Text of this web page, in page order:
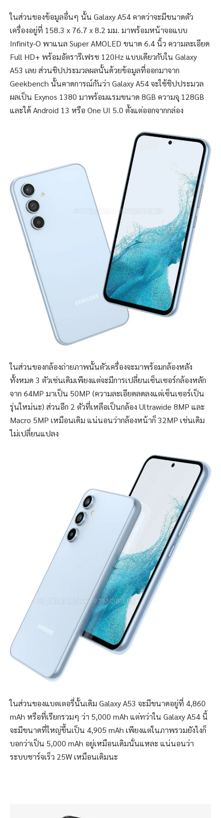
ในส่วนของข้อมูลอื่นๆ นั้น Galaxy A54 คาดว่าจะมีขนาดตัว
เครื่องอยู่ที่ 158.3 x 76.7 x 8.2 มม. มาพร้อมหน้าจอแบบ
Infinity-O พาแนล Super AMOLED ขนาด 6.4 นิ้ว ความละเอียด
Full HD+ พร้อมอัตรารีเฟรช 120Hz แบบเดียวกับใน Galaxy
A53 เลย ส่วนชิปประมวลผลนั้นด้วยข้อมูลที่ออกมาจาก
Geekbench นั้นคาดการณ์กันว่า Galaxy A54 จะใช้ชิปประมวล
ผลเป็น Exynos 1380 มาพร้อมแรมขนาด 8GB ความจุ 128GB
และได้ Android 13 หรือ One UI 5.0 ตั้งแต่ออกจากกล่อง
ในส่วนของกล้องถ่ายภาพนั้นตัวเครื่องจะมาพร้อมกล้องหลัง
ทั้งหมด 3 ตัวเช่นเดิมเพียงแต่จะมีการเปลี่ยนเซ็นเซอร์กล้องหลัก
จาก 64MP มาเป็น 50MP (ความละเอียดลดลงแต่เซ็นเซอร์เป็น
รุ่นใหม่นะ) ส่วนอีก 2 ตัวที่เหลือเป็นกล้อง Ultrawide 8MP และ
Macro 5MP เหมือนเดิม แน่นอนว่ากล้องหน้าก็ 32MP เช่นเดิม
ไม่เปลี่ยนแปลง
ในส่วนของแบตเตอรี่นั้นเดิม Galaxy A53 จะมีขนาดอยู่ที่ 4,860
mAh หรือที่เรียกรวมๆ ว่า 5,000 mAh แต่ทว่าใน Galaxy A54 นี้
จะมีขนาดที่ใหญ่ขึ้นเป็น 4,905 mAh เพียงแต่ในภาพรวมยังไงก็
บอกว่าเป็น 5,000 mAh อยู่เหมือนเดิมนั่นแหละ แน่นอนว่า
ระบบชาร์จเร็ว 25W เหมือนเดิมนะ